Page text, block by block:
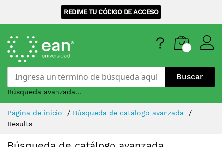
REDIME TU CÓDIGO DE ACCESO
Buscar
Búsqueda avanzada...
Skip
Content
Página de inicio
Búsqueda de catálogo avanzada
Results